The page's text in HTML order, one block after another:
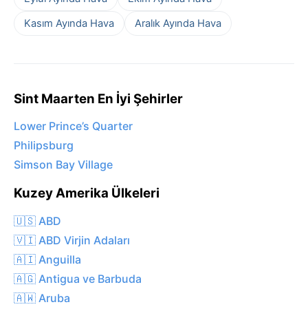
Kasım Ayında Hava
Aralık Ayında Hava
Sint Maarten En İyi Şehirler
Lower Prince’s Quarter
Philipsburg
Simson Bay Village
Kuzey Amerika Ülkeleri
🇺🇸 ABD
🇻🇮 ABD Virjin Adaları
🇦🇮 Anguilla
🇦🇬 Antigua ve Barbuda
🇦🇼 Aruba